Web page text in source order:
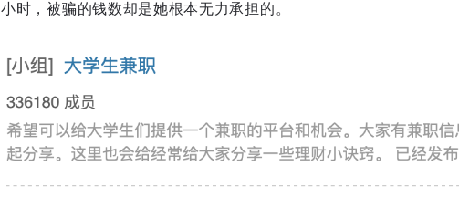
小时，被骗的钱数却是她根本无力承担的。